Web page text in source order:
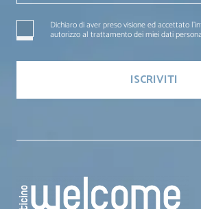
Dichiaro di aver preso visione ed accettato
autorizzo al trattamento dei miei dati